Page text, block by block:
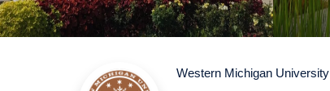
Western Michigan University